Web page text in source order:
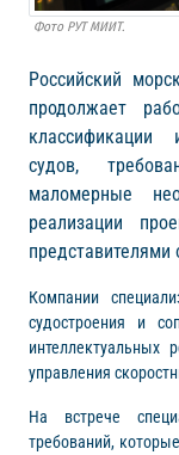
Фото РУТ МИИТ.
Российский
продолжает
классификации
судов,
маломерные
реализации
представителями
Компании
судостроения и
интеллектуальных
управления
На встрече
требований,